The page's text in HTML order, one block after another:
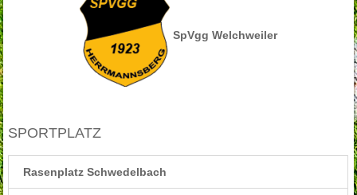
SpVgg Welchweiler
SPORTPLATZ
Rasenplatz Schwedelbach